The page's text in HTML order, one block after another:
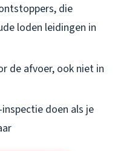
die
loden leidingen in
de afvoer, ook niet in
doen als je